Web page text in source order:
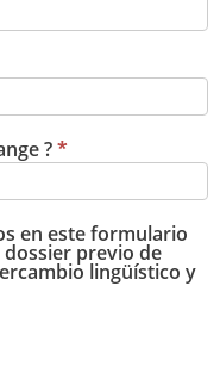
?*
en este formulario
previo de
lingüístico y